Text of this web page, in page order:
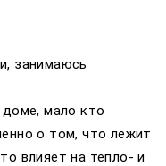
занимаюсь
мало кто
о том, что лежит
влияет на тепло- и